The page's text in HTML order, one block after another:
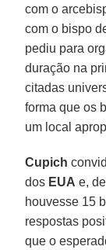
com o
com o bispo
pediu para
duração na
citadas
forma que os
um local
Cupich
dos EUA e,
houvesse 15
respostas
que o